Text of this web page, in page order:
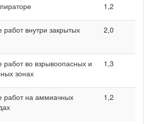
1,2
внутри закрытых
2,0
во взрывоопасных и
зонах
1,3
работ на аммиачных
1,2